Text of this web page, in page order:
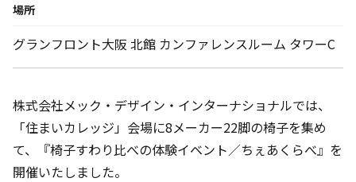
場所
グランフロント大阪 北館 カンファレンスルーム タワーC
株式会社メック・デザイン・インターナショナルでは、
「住まいカレッジ」会場に8メーカー22脚の椅子を集め
て、『椅子すわり比べの体験イベント／ちぇあくらべ』を
開催いたしました。